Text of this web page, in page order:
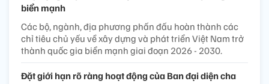
biển mạnh
Các bộ, ngành, địa phương phấn đấu hoàn thành các
chỉ tiêu chủ yếu về xây dựng và phát triển Việt Nam trở
thành quốc gia biển mạnh giai đoạn 2026 - 2030.
Đặt giới hạn rõ ràng hoạt động của Ban đại diện cha